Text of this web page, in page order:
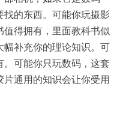
的东西。可能你玩摄影
值得拥有，里面教科书似
幅补充你的理论知识。可
可能你只玩数码，这套
通用的知识会让你受用